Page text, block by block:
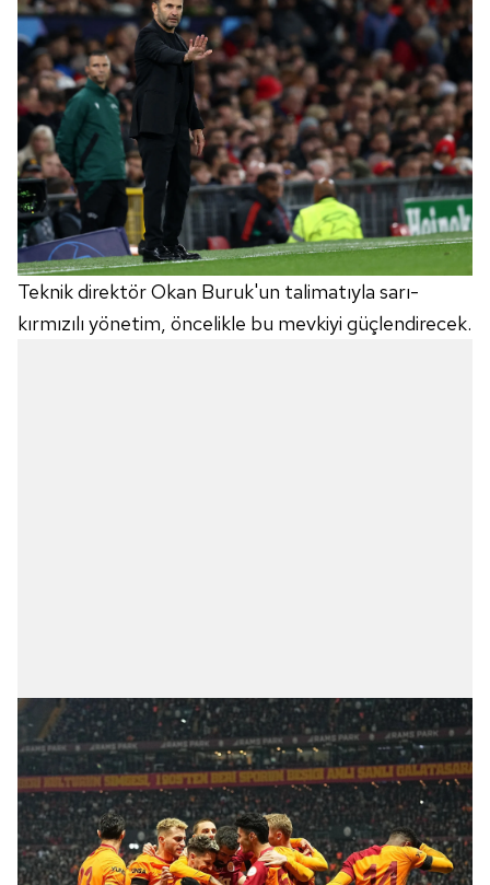
Teknik direktör Okan Buruk'un talimatıyla sarı-
kırmızılı yönetim, öncelikle bu mevkiyi güçlendirecek.